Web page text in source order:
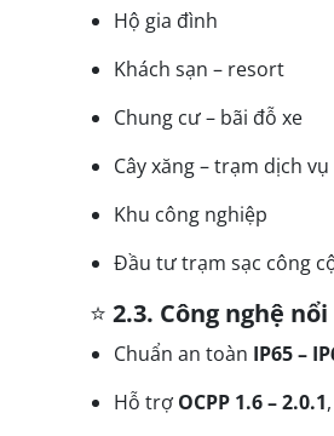
Hộ gia đình
Khách sạn – resort
Chung cư – bãi đỗ xe
Cây xăng – trạm dịch vụ
Khu công nghiệp
Đầu tư trạm sạc công
⭐ 2.3. Công nghệ
Chuẩn an toàn IP65 –
Hỗ trợ OCPP 1.6 – 2.0.1